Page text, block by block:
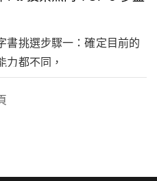
書挑選步驟一：確定目前的
力都不同，